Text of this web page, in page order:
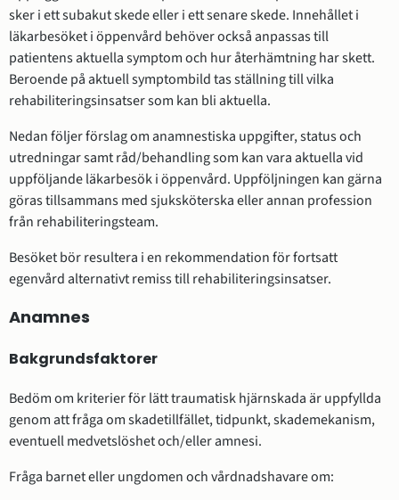
sker i ett subakut skede eller i ett senare skede. Innehållet i
läkarbesöket i öppenvård behöver också anpassas till
patientens aktuella symptom och hur återhämtning har skett.
Beroende på aktuell symptombild tas ställning till vilka
rehabiliteringsinsatser som kan bli aktuella.
Nedan följer förslag om anamnestiska uppgifter, status och
utredningar samt råd/behandling som kan vara aktuella vid
uppföljande läkarbesök i öppenvård. Uppföljningen kan gärna
göras tillsammans med sjuksköterska eller annan profession
från rehabiliteringsteam.
Besöket bör resultera i en rekommendation för fortsatt
egenvård alternativt remiss till rehabiliteringsinsatser.
Anamnes
Bakgrundsfaktorer
Bedöm om kriterier för lätt traumatisk hjärnskada är uppfyllda
genom att fråga om skadetillfället, tidpunkt, skademekanism,
eventuell medvetslöshet och/eller amnesi.
Fråga barnet eller ungdomen och vårdnadshavare om: